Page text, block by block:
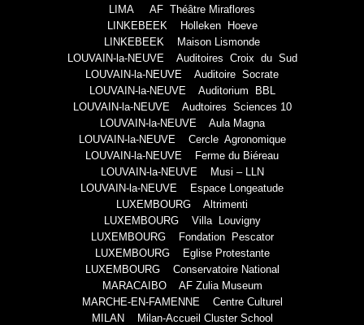
LIMA AF Théâtre Miraflores
LINKEBEEK Holleken Hoeve
LINKEBEEK Maison Lismonde
LOUVAIN-la-NEUVE Auditoires Croix du Sud
LOUVAIN-la-NEUVE Auditoire Socrate
LOUVAIN-la-NEUVE Auditorium BBL
LOUVAIN-la-NEUVE Audtoires Sciences 10
LOUVAIN-la-NEUVE Aula Magna
LOUVAIN-la-NEUVE Cercle Agronomique
LOUVAIN-la-NEUVE Ferme du Biéreau
LOUVAIN-la-NEUVE Musi – LLN
LOUVAIN-la-NEUVE Espace Longeatude
LUXEMBOURG Altrimenti
LUXEMBOURG Villa Louvigny
LUXEMBOURG Fondation Pescator
LUXEMBOURG Eglise Protestante
LUXEMBOURG Conservatoire National
MARACAIBO AF Zulia Museum
MARCHE-EN-FAMENNE Centre Culturel
MILAN Milan-Accueil Cluster School